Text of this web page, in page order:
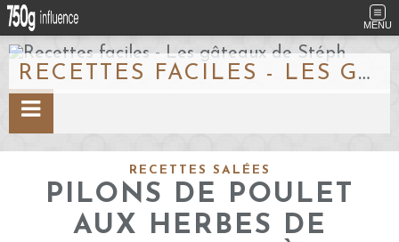
MENU
RECETTES FACILES - LES GÂTEAUX DE STÉPH
RECETTES SALÉES
PILONS DE POULET
AUX HERBES DE